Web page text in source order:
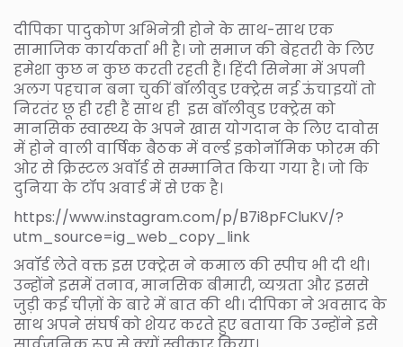
दीपिका पादुकोण अभिनेत्री होने के साथ-साथ एक
सामाजिक कार्यकर्ता भी है। जो समाज की बेहतरी के लिए
हमेशा कुछ न कुछ करती रहती हैं। हिंदी सिनेमा में अपनी
अलग पहचान बना चुकीं बॉलीवुड एक्ट्रेस नई ऊंचाइयों तो
निरतंर छू ही रही हैं साथ ही इस बॉलीवुड एक्ट्रेस को
मानसिक स्वास्थ्य के अपने खास योगदान के लिए दावोस
में होने वाली वार्षिक बैठक में वर्ल्ड इकोनॉमिक फोरम की
ओर से क्रिस्टल अवॉर्ड से सम्मानित किया गया है। जो कि
दुनिया के टॉप अवार्ड में से एक है।
https://www.instagram.com/p/B7i8pFCluKV/?
utm_source=ig_web_copy_link
अवॉर्ड लेते वक्त इस एक्ट्रेस ने कमाल की स्पीच भी दी थी।
उन्होंने इसमें तनाव, मानसिक बीमारी, व्यग्रता और इससे
जुड़ी कई चीज़ों के बारे में बात की थी। दीपिका ने अवसाद के
साथ अपने संघर्ष को शेयर करते हुए बताया कि उन्होंने इसे